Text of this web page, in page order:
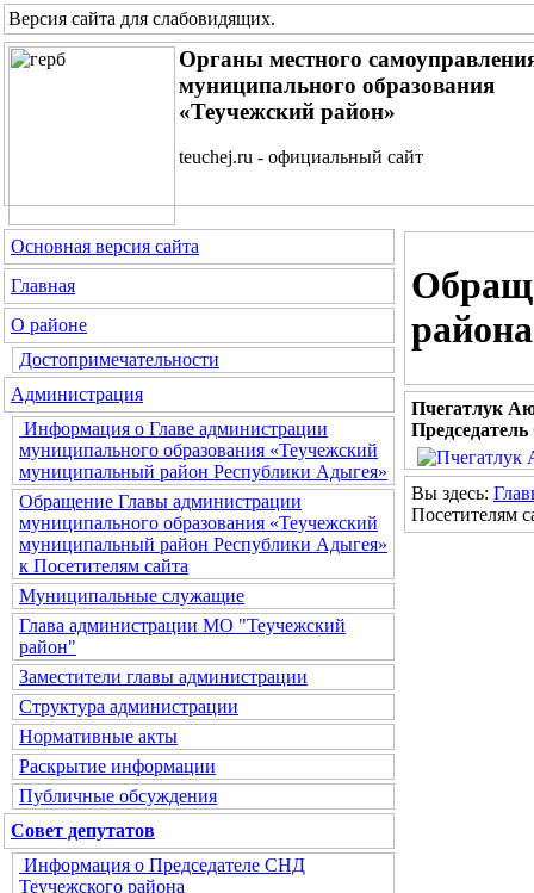
Версия сайта для слабовидящих.
Органы местного
муниципального образования
«Теучежский район»
teuchej.ru - официальный сайт
Основная версия сайта
Главная
О районе
Достопримечательности
Администрация
Информация о Главе администрации
муниципального образования «Теучежский
муниципальный район Республики Адыгея»
Обращение Главы администрации
муниципального образования «Теучежский
муниципальный район Республики Адыгея»
к Посетителям сайта
Муниципальные служащие
Глава администрации МО "Теучежский
район"
Заместители главы администрации
Структура администрации
Нормативные акты
Раскрытие информации
Публичные обсуждения
Совет депутатов
Информация о Председателе СНД
Теучежского района
Пчегатлук
Вы здесь:
Посетителям